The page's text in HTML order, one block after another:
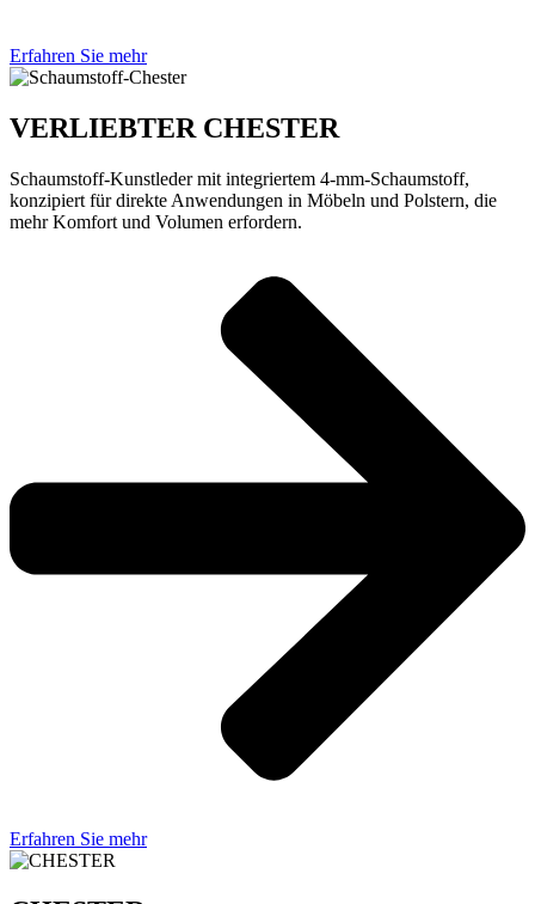
Erfahren Sie mehr
VERLIEBTER CHESTER
Schaumstoff-Kunstleder mit integriertem 4-mm-Schaumstoff,
konzipiert für direkte Anwendungen in Möbeln und Polstern, die
mehr Komfort und Volumen erfordern.
Erfahren Sie mehr